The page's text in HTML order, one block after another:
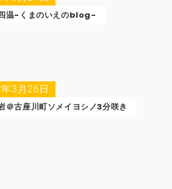
温-くまのいえのblog-
3月26日
＠古座川町ソメイヨシノ3分咲き